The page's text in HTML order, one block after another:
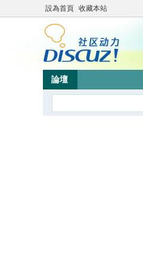
設為首頁 收藏本站
論壇